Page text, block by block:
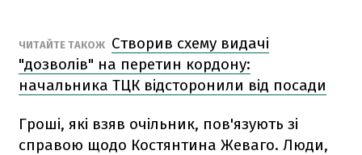
ЧИТАЙТЕ ТАКОЖ Створив схему видачі
"дозволів" на перетин кордону:
начальника ТЦК відсторонили від посади
Гроші, які взяв очільник, пов'язують зі
справою щодо Костянтина Жеваго. Люди,